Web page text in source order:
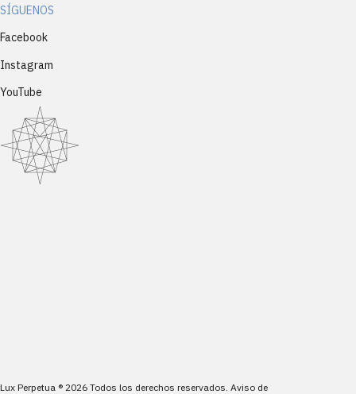
SÍGUENOS
Facebook
Instagram
YouTube
Lux Perpetua ® 2026 Todos los derechos reservados. Aviso de